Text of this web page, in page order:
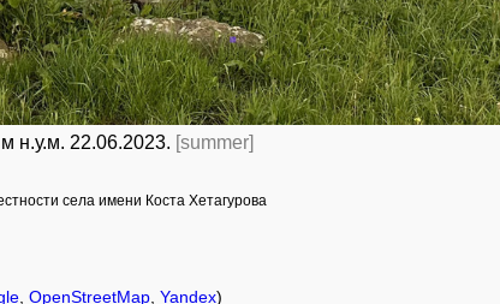
н.у.м. 22.06.2023. [summer]
села имени Коста Хетагурова
OpenStreetMap Yandex)